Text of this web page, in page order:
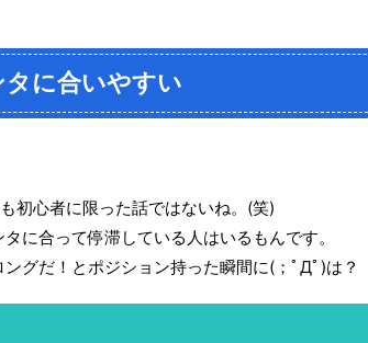
に合いやすい
初心者に限った話ではないね。(笑)
に合って停滞している人はいるもんです。
グだ！とポジション持った瞬間に(；ﾟДﾟ)は？